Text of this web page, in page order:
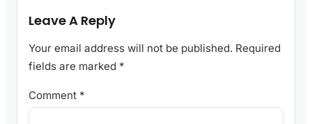
Leave A Reply
Your email address will not be published. Required
fields are marked *
Comment *